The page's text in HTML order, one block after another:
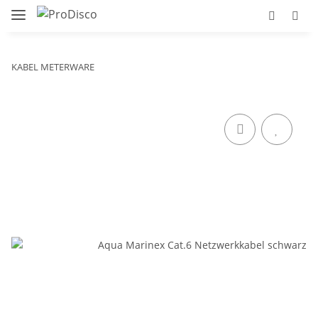
KABEL METERWARE